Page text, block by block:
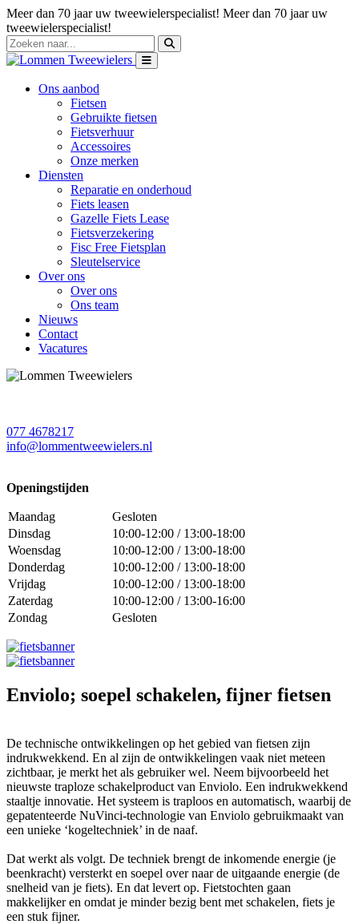
Meer dan 70 jaar uw tweewielerspecialist! Meer dan 70 jaar uw
tweewielerspecialist!
Ons aanbod
Fietsen
Gebruikte fietsen
Fietsverhuur
Accessoires
Onze merken
Diensten
Reparatie en onderhoud
Fiets leasen
Gazelle Fiets Lease
Fietsverzekering
Fisc Free Fietsplan
Sleutelservice
Over ons
Over ons
Ons team
Nieuws
Contact
Vacatures
077 4678217
info@lommentweewielers.nl
Openingstijden
Maandag
Gesloten
Dinsdag
10:00-12:00 / 13:00-18:00
Woensdag
10:00-12:00 / 13:00-18:00
Donderdag
10:00-12:00 / 13:00-18:00
Vrijdag
10:00-12:00 / 13:00-18:00
Zaterdag
10:00-12:00 / 13:00-16:00
Zondag
Gesloten
Enviolo; soepel schakelen, fijner fietsen
De technische ontwikkelingen op het gebied van fietsen zijn
indrukwekkend. En al zijn de ontwikkelingen vaak niet meteen
zichtbaar, je merkt het als gebruiker wel. Neem bijvoorbeeld het
nieuwste traploze schakelproduct van Enviolo. Een indrukwekkend
staaltje innovatie. Het systeem is traploos en automatisch, waarbij de
gepatenteerde NuVinci-technologie van Enviolo gebruikmaakt van
een unieke ‘kogeltechniek’ in de naaf.
Dat werkt als volgt. De techniek brengt de inkomende energie (je
beenkracht) versterkt en soepel over naar de uitgaande energie (de
snelheid van je fiets). En dat levert op. Fietstochten gaan
makkelijker en omdat je minder bezig bent met schakelen, fiets je
een stuk fijner.